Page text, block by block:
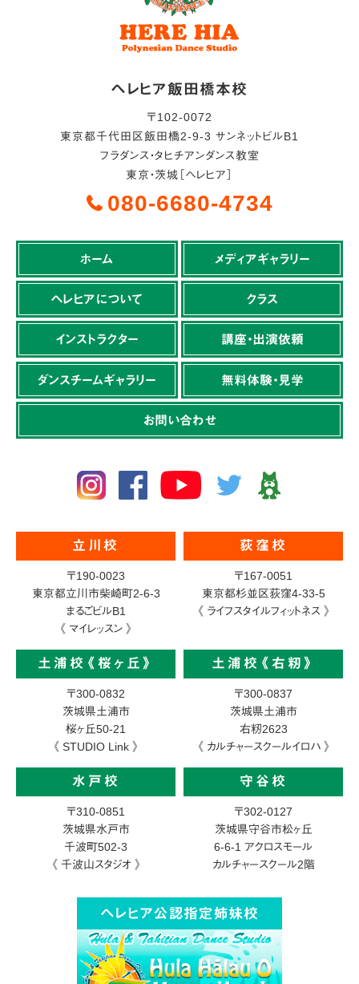
ヘレヒア飯田橋本校
〒102-0072
東京都千代田区飯田橋2-9-3 サンネットビルB1
フラダンス・タヒチアンダンス教室
東京・茨城［ヘレヒア］
080-6680-4734
ホーム メディアギャラリー
ヘレヒアについて クラス
インストラクター 講座・出演依頼
ダンスチームギャラリー 無料体験・見学
お問い合わせ
立川校
〒190-0023
東京都立川市柴崎町2-6-3
まるごビルB1
《 マイレッスン 》
荻窪校
〒167-0051
東京都杉並区荻窪4-33-5
《 ライフスタイルフィットネス 》
土浦校《桜ヶ丘》
〒300-0832
茨城県土浦市
桜ヶ丘50-21
《 STUDIO Link 》
土浦校《右籾》
〒300-0837
茨城県土浦市
右籾2623
《 カルチャースクールイロハ 》
水戸校
〒310-0851
茨城県水戸市
千波町502-3
《 千波山スタジオ 》
守谷校
〒302-0127
茨城県守谷市松ヶ丘
6-6-1 アクロスモール
カルチャースクール2階